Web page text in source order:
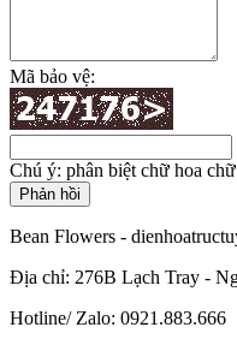
Mã bảo vệ:
Chú ý: phân biệt chữ hoa
Bean Flowers -
Địa chỉ: 276B Lạch Tray -
Hotline/ Zalo: 0921.883.666